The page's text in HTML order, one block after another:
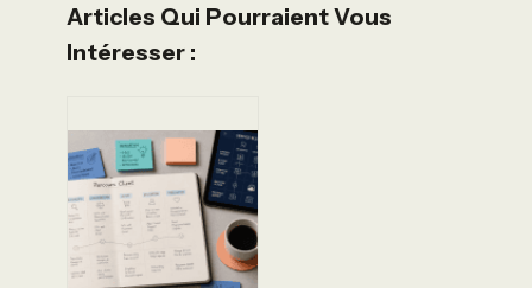
Articles Qui Pourraient Vous
Intéresser :